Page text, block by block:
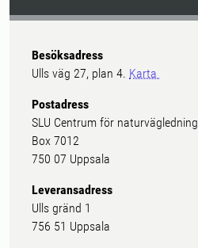
Besöksadress
Ulls väg 27, plan 4. Karta
Postadress
SLU Centrum för naturvägledning
Box 7012
750 07 Uppsala
Leveransadress
Ulls gränd 1
756 51 Uppsala